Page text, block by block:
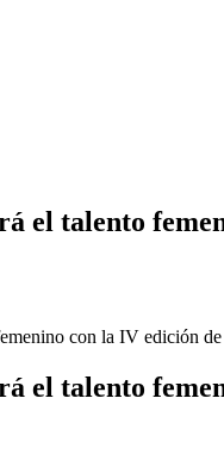
el talento
con la IV edición
el talento